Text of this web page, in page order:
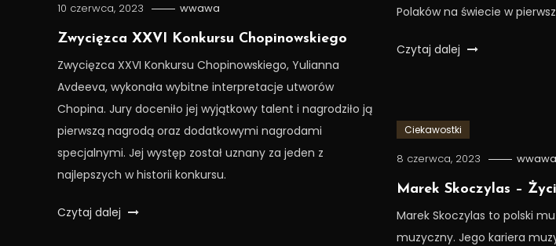
Polaków na świecie w
Czytaj dalej
10 czerwca, 2023 wwawa
Zwycięzca XXVI Konkursu Chopinowskiego
Zwycięzca XXVI Konkursu Chopinowskiego, Yulianna
Avdeeva, wykonała wybitne interpretacje utworów
Chopina. Jury doceniło jej wyjątkowy talent i nagrodziło ją
pierwszą nagrodą oraz dodatkowymi nagrodami
specjalnymi. Jej występ został uznany za jeden z
najlepszych w historii konkursu.
Czytaj dalej
Ciekawostki
8 czerwca, 2023 wwawa
Marek Skoczylas –
Marek Skoczylas to polski
muzyczny. Jego kariera